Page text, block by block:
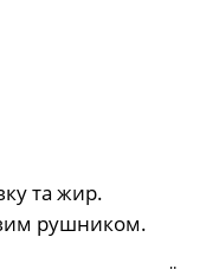
та жир.
рушником.